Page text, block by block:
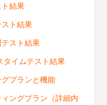
結果
ト結果
スト結果
タイムテスト結果
プランと機能
ングプラン（詳細内